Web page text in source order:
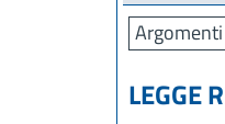
Argomenti
LEGGE